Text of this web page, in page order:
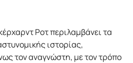
Ροτ περιλαμβάνει τα
ιστορίας,
τον αναγνώστη, με τον τρόπο